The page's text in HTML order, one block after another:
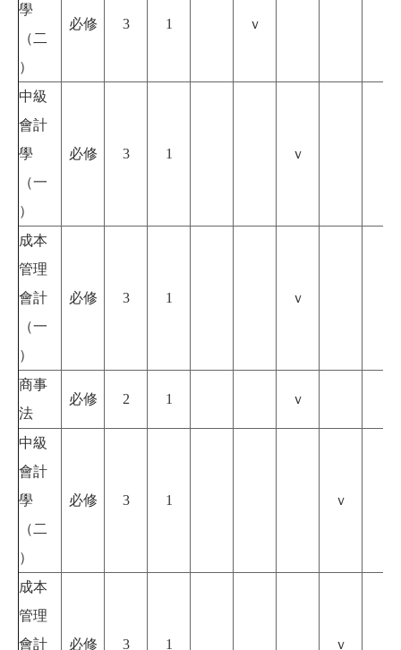
學
（二
）
必修 3 1 ｖ
中級
會計
學
（一
）
必修 3 1 ｖ
成本
管理
會計
（一
）
必修 3 1 ｖ
商事
法
必修 2 1 ｖ
中級
會計
學
（二
）
必修 3 1 ｖ
成本
管理
會計
必修 3 1 ｖ